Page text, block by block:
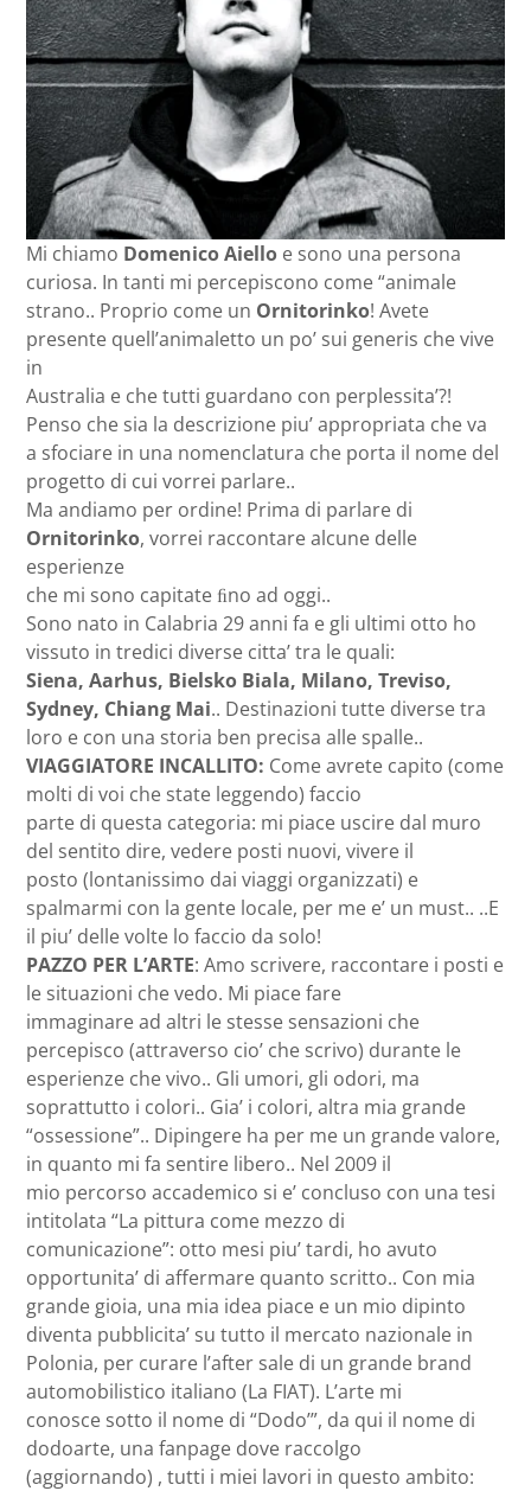
Mi chiamo Domenico Aiello e sono una persona
curiosa. In tanti mi percepiscono come “animale
strano.. Proprio come un Ornitorinko! Avete
presente quell’animaletto un po’ sui generis che vive
in
Australia e che tutti guardano con perplessita’?!
Penso che sia la descrizione piu’ appropriata che va
a sfociare in una nomenclatura che porta il nome del
progetto di cui vorrei parlare..
Ma andiamo per ordine! Prima di parlare di
Ornitorinko, vorrei raccontare alcune delle
esperienze
che mi sono capitate ﬁno ad oggi..
Sono nato in Calabria 29 anni fa e gli ultimi otto ho
vissuto in tredici diverse citta’ tra le quali:
Siena, Aarhus, Bielsko Biala, Milano, Treviso,
Sydney, Chiang Mai.. Destinazioni tutte diverse tra
loro e con una storia ben precisa alle spalle..
VIAGGIATORE INCALLITO: Come avrete capito (come
molti di voi che state leggendo) faccio
parte di questa categoria: mi piace uscire dal muro
del sentito dire, vedere posti nuovi, vivere il
posto (lontanissimo dai viaggi organizzati) e
spalmarmi con la gente locale, per me e’ un must.. ..E
il piu’ delle volte lo faccio da solo!
PAZZO PER L’ARTE: Amo scrivere, raccontare i posti e
le situazioni che vedo. Mi piace fare
immaginare ad altri le stesse sensazioni che
percepisco (attraverso cio’ che scrivo) durante le
esperienze che vivo.. Gli umori, gli odori, ma
soprattutto i colori.. Gia’ i colori, altra mia grande
“ossessione”.. Dipingere ha per me un grande valore,
in quanto mi fa sentire libero.. Nel 2009 il
mio percorso accademico si e’ concluso con una tesi
intitolata “La pittura come mezzo di
comunicazione”: otto mesi piu’ tardi, ho avuto
opportunita’ di affermare quanto scritto.. Con mia
grande gioia, una mia idea piace e un mio dipinto
diventa pubblicita’ su tutto il mercato nazionale in
Polonia, per curare l’after sale di un grande brand
automobilistico italiano (La FIAT). L’arte mi
conosce sotto il nome di “Dodo’”, da qui il nome di
dodoarte, una fanpage dove raccolgo
(aggiornando) , tutti i miei lavori in questo ambito: